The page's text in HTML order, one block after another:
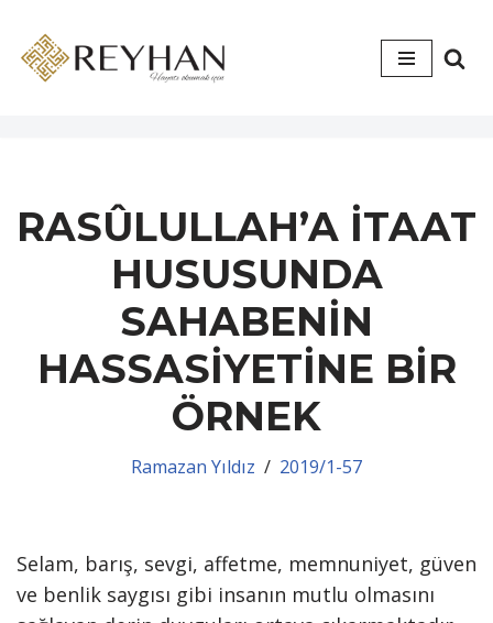
İçeriğe
RASÛLULLAH’A İTAAT
HUSUSUNDA
SAHABENİN
HASSASİYETİNE BİR
ÖRNEK
Ramazan Yıldız 2019/1-57
Selam, barış, sevgi, affetme, memnuniyet, güven
ve benlik saygısı gibi insanın mutlu olmasını